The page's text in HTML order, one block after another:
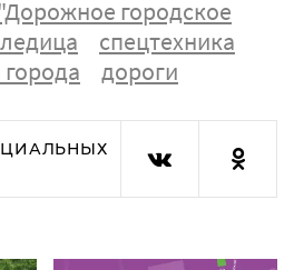
городское
спецтехника
дороги